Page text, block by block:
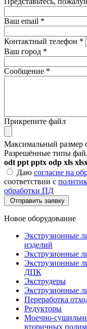
Ваш email *
Контактный телефон *
Ваш город *
Сообщение *
Прикрепите файл
Максимальный размер
Разрешённые типы
odt ppt pptx odp xls
Даю согласие на
соответствии с
обработки ПД
Даю согласие на
соответствии с
обработки ПД
Новое оборудование
Экструзионные
изделий
Экструзионные
Экструзионные
ДПК
Экструдеры
Экструзионные
Переработка
Редукторы
Моечно-
вторичных